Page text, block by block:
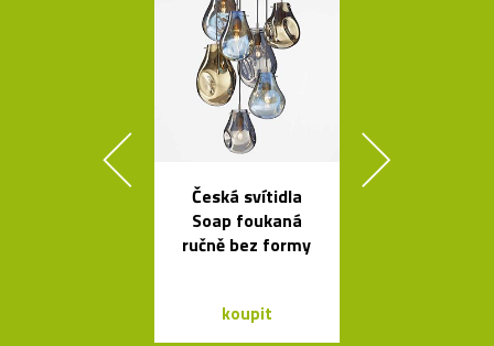
Česká svítidla
Soap foukaná
ručně bez formy
koupit